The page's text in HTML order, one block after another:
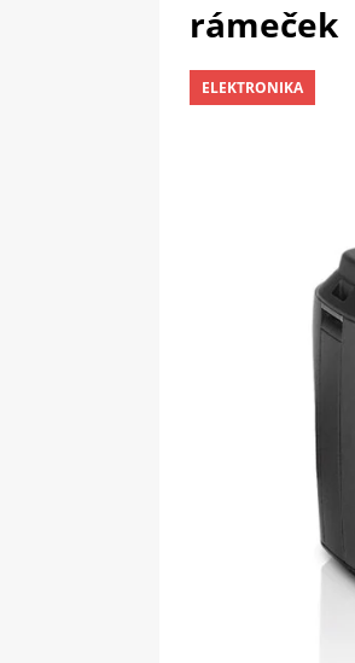
rámeček
ELEKTRONIKA